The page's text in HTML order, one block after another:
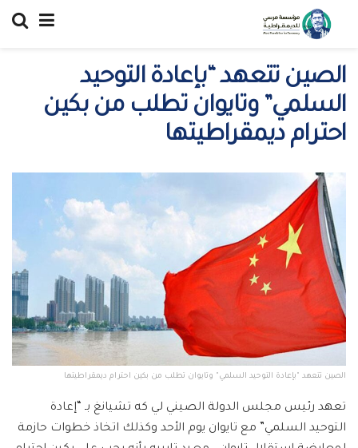
الصين تتعهد “بإعادة التوحيد
السلمي” وتايوان تطلب من بكين
احترام ديمقراطيتها
الصين تتعهد "بإعادة التوحيد السلمي" وتايوان تطلب من بكين احترام ديمقراطيتها
تعهد رئيس مجلس الدولة الصيني لي كه تشيانغ بـ “إعادة
التوحيد السلمي” مع تايوان يوم الأحد وكذلك اتخاذ خطوات حازمة